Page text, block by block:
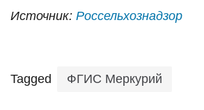
Источник: Россельхознадзор
Tagged ФГИС Меркурий